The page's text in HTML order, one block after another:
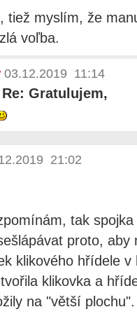
tiež myslím, že
voľba.
03.12.2019 11:14
Re: Gratulujem,
21:02
tak
proto, aby
klikového hřídele
klikovka a
na "větší